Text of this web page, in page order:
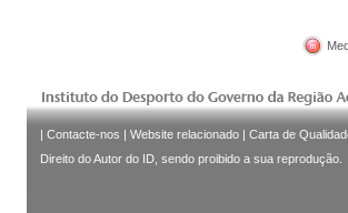
| Contacte-nos | Website relacionado | Carta de
Direito do Autor do ID, sendo proibido a sua reprodução.